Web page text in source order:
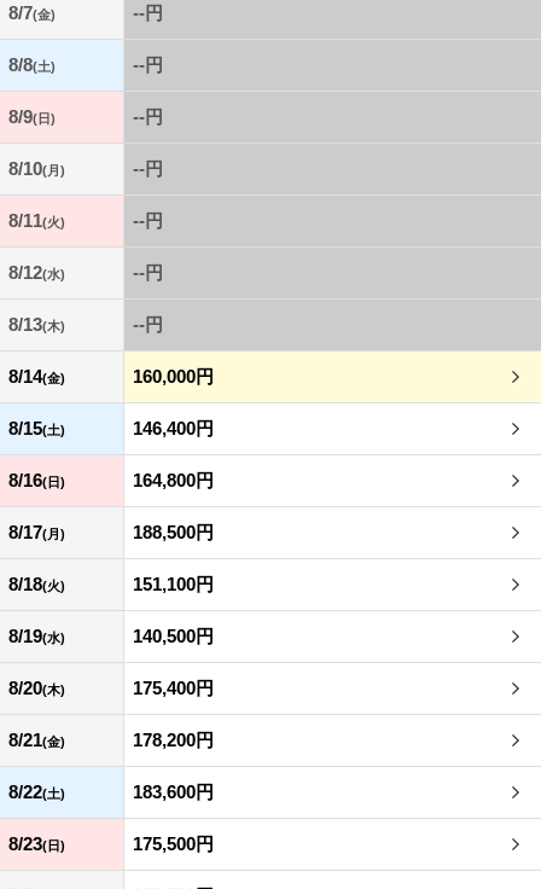
8/7(金) --円
8/8(土) --円
8/9(日) --円
8/10(月) --円
8/11(火) --円
8/12(水) --円
8/13(木) --円
8/14(金) 160,000円
8/15(土) 146,400円
8/16(日) 164,800円
8/17(月) 188,500円
8/18(火) 151,100円
8/19(水) 140,500円
8/20(木) 175,400円
8/21(金) 178,200円
8/22(土) 183,600円
8/23(日) 175,500円